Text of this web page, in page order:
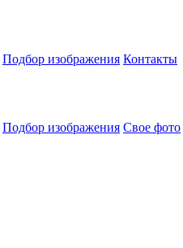
Подбор изображения Контакты
Подбор изображения Свое фото